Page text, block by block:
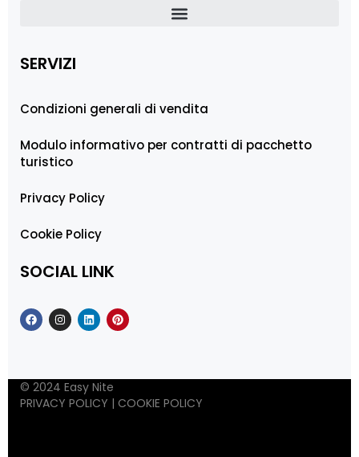
SERVIZI
Condizioni generali di vendita
Modulo informativo per contratti di pacchetto
turistico
Privacy Policy
Cookie Policy
SOCIAL LINK
© 2024 Easy Nite
PRIVACY POLICY | COOKIE POLICY